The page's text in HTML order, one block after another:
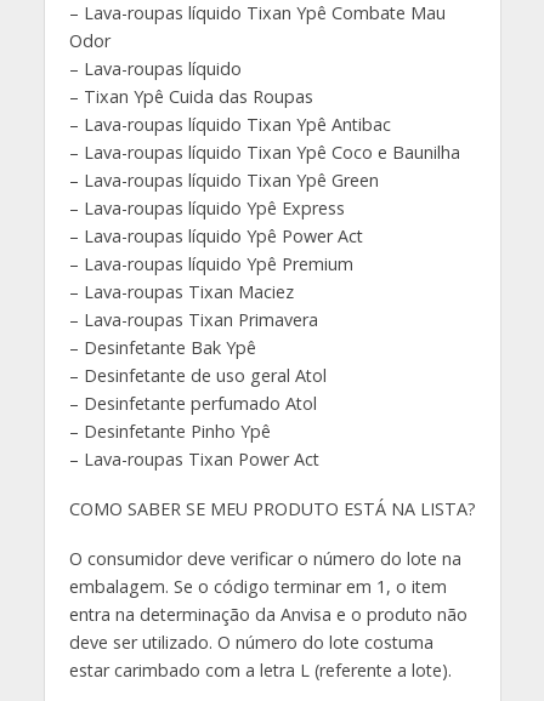
– Lava-roupas líquido Tixan Ypê Combate Mau
Odor
– Lava-roupas líquido
– Tixan Ypê Cuida das Roupas
– Lava-roupas líquido Tixan Ypê Antibac
– Lava-roupas líquido Tixan Ypê Coco e Baunilha
– Lava-roupas líquido Tixan Ypê Green
– Lava-roupas líquido Ypê Express
– Lava-roupas líquido Ypê Power Act
– Lava-roupas líquido Ypê Premium
– Lava-roupas Tixan Maciez
– Lava-roupas Tixan Primavera
– Desinfetante Bak Ypê
– Desinfetante de uso geral Atol
– Desinfetante perfumado Atol
– Desinfetante Pinho Ypê
– Lava-roupas Tixan Power Act
COMO SABER SE MEU PRODUTO ESTÁ NA LISTA?
O consumidor deve verificar o número do lote na
embalagem. Se o código terminar em 1, o item
entra na determinação da Anvisa e o produto não
deve ser utilizado. O número do lote costuma
estar carimbado com a letra L (referente a lote).